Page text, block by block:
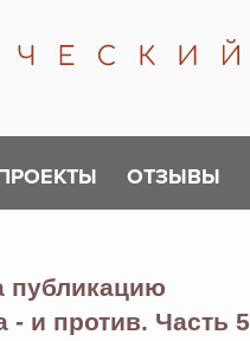
ОТЗЫВЫ
публикацию
- и против. Часть 5